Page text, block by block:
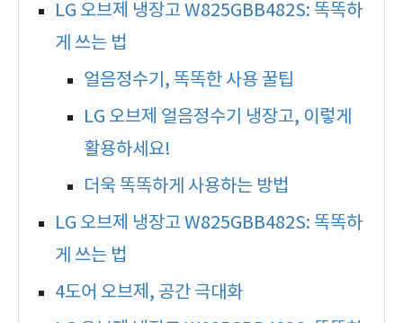
LG 오브제 냉장고 W825GBB482S: 똑똑하
게 쓰는 법
얼음정수기, 똑똑한 사용 꿀팁
LG 오브제 얼음정수기 냉장고, 이렇게
활용하세요!
더욱 똑똑하게 사용하는 방법
LG 오브제 냉장고 W825GBB482S: 똑똑하
게 쓰는 법
4도어 오브제, 공간 극대화